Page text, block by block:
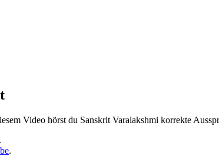
Video hörst du Sanskrit Varalakshmi korrekte
.